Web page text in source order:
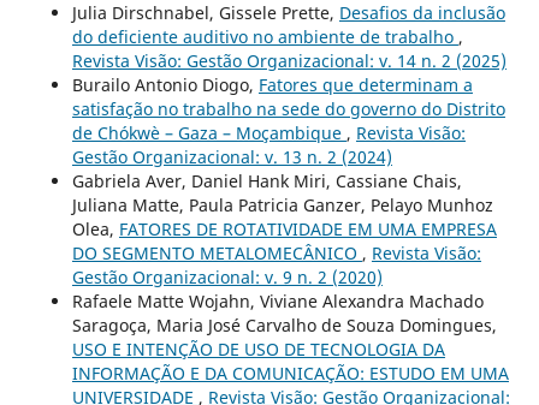
Julia Dirschnabel, Gissele Prette, Desafios da inclusão
do deficiente auditivo no ambiente de trabalho ,
Revista Visão: Gestão Organizacional: v. 14 n. 2 (2025)
Burailo Antonio Diogo, Fatores que determinam a
satisfação no trabalho na sede do governo do Distrito
de Chókwè – Gaza – Moçambique , Revista Visão:
Gestão Organizacional: v. 13 n. 2 (2024)
Gabriela Aver, Daniel Hank Miri, Cassiane Chais,
Juliana Matte, Paula Patricia Ganzer, Pelayo Munhoz
Olea, FATORES DE ROTATIVIDADE EM UMA EMPRESA
DO SEGMENTO METALOMECÂNICO , Revista Visão:
Gestão Organizacional: v. 9 n. 2 (2020)
Rafaele Matte Wojahn, Viviane Alexandra Machado
Saragoça, Maria José Carvalho de Souza Domingues,
USO E INTENÇÃO DE USO DE TECNOLOGIA DA
INFORMAÇÃO E DA COMUNICAÇÃO: ESTUDO EM UMA
UNIVERSIDADE , Revista Visão: Gestão Organizacional: